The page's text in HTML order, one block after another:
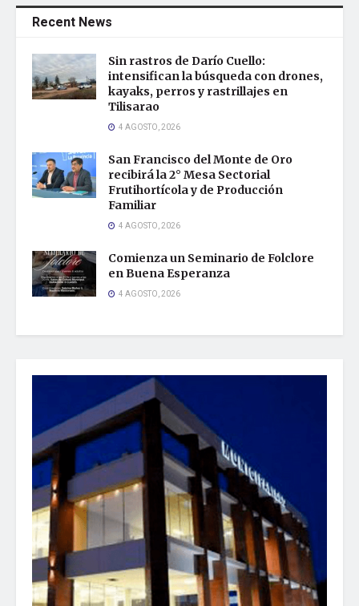
Recent News
Sin rastros de Darío Cuello:
intensifican la búsqueda con drones,
kayaks, perros y rastrillajes en
Tilisarao
4 AGOSTO, 2026
San Francisco del Monte de Oro
recibirá la 2° Mesa Sectorial
Frutihortícola y de Producción
Familiar
4 AGOSTO, 2026
Comienza un Seminario de Folclore
en Buena Esperanza
4 AGOSTO, 2026